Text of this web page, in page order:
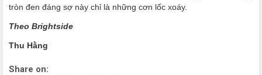
tròn đen đáng sợ này chỉ là những cơn lốc xoáy.
Theo Brightside
Thu Hằng
Share on: